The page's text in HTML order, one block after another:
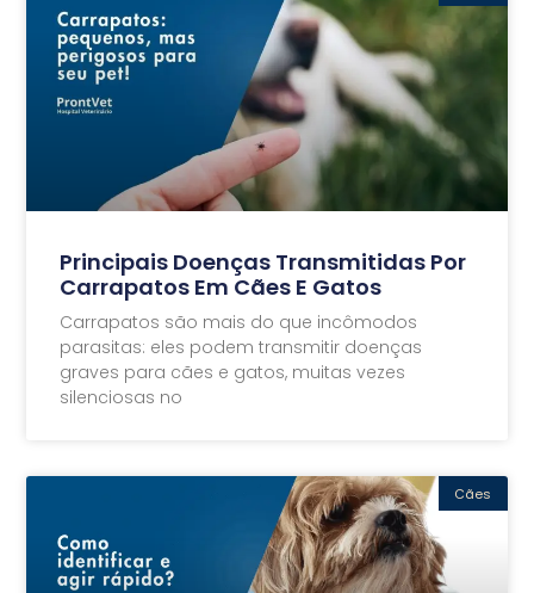
Principais Doenças Transmitidas Por
Carrapatos Em Cães E Gatos
Carrapatos são mais do que incômodos
parasitas: eles podem transmitir doenças
graves para cães e gatos, muitas vezes
silenciosas no
Cães